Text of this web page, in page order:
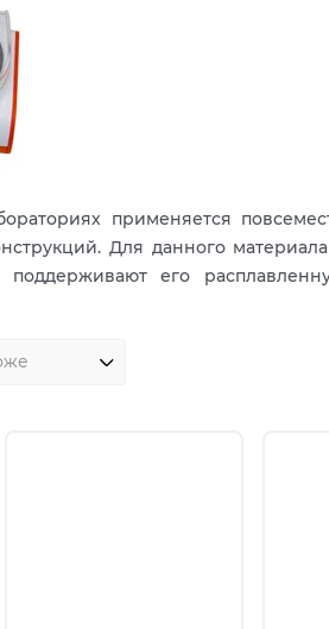
применяется
Для данного
его